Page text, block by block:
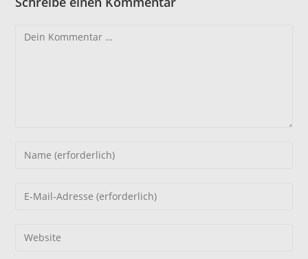
Kommentar
Gib
oder
zum
Gib
Mail-
Gib